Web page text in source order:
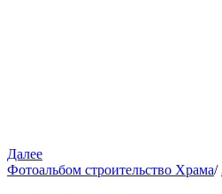
Далее
Фотоальбом строительство Храма/